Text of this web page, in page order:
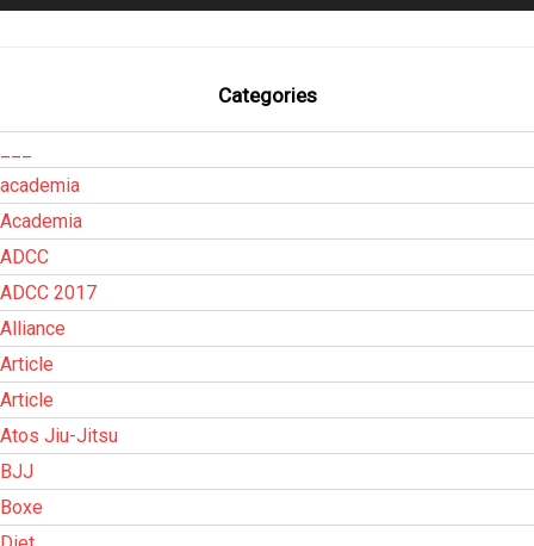
Categories
academia
Academia
ADCC
ADCC 2017
Alliance
Article
Article
Atos Jiu-Jitsu
BJJ
Boxe